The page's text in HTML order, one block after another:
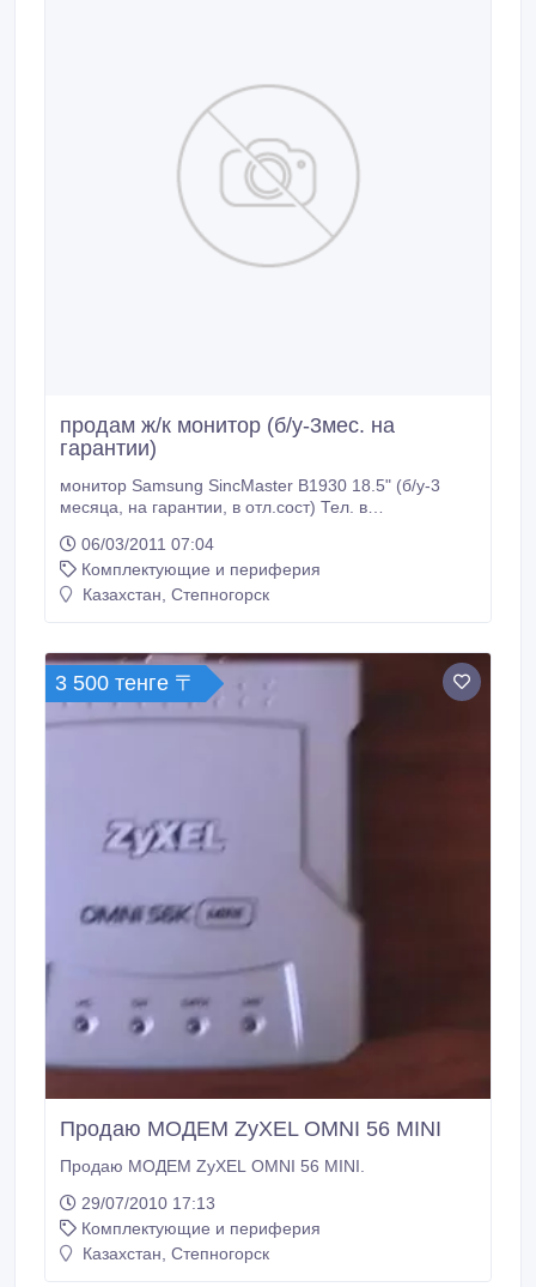
продам ж/к монитор (б/у-3мес. на
гарантии)
монитор Samsung SincMaster B1930 18.5" (б/у-3
месяца, на гарантии, в отл.сост) Тел. в
06/03/2011 07:04
Комплектующие и периферия
Казахстан, Степногорск
3 500 тенге 〒
Продаю МОДЕМ ZyXEL OMNI 56 MINI
Продаю МОДЕМ ZyXEL OMNI 56 MINI.
29/07/2010 17:13
Комплектующие и периферия
Казахстан, Степногорск